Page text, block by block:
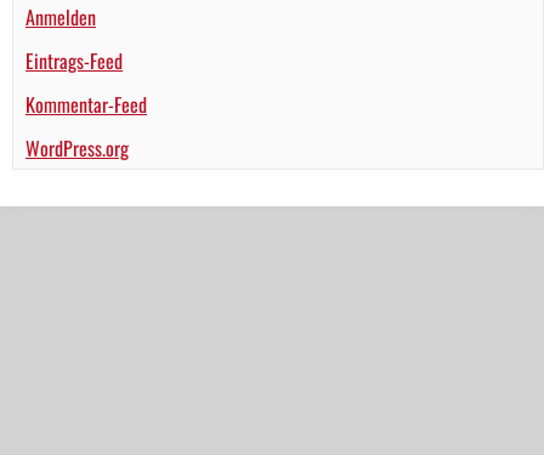
Anmelden
Eintrags-Feed
Kommentar-Feed
WordPress.org